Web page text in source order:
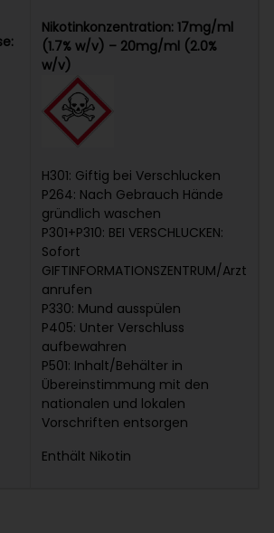
Nikotinkonzentration: 17mg/ml
(1.7% w/v) – 20mg/ml (2.0%
w/v)
H301: Giftig bei Verschlucken
P264: Nach Gebrauch Hände
gründlich waschen
P301+P310: BEI VERSCHLUCKEN:
Sofort
GIFTINFORMATIONSZENTRUM/Arzt
anrufen
P330: Mund ausspülen
P405: Unter Verschluss
aufbewahren
P501: Inhalt/Behälter in
Übereinstimmung mit den
nationalen und lokalen
Vorschriften entsorgen
Enthält Nikotin